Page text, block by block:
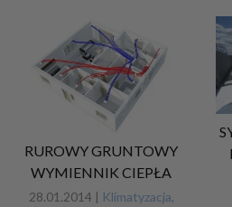
RUROWY GRUNTOWY
WYMIENNIK CIEPŁA
28.01.2014 | Klimatyzacja,